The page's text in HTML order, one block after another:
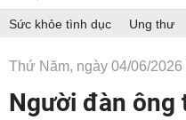
Sức khỏe tình dục Ung thư
Thứ Năm, ngày 04/06/2026
Người đàn ông